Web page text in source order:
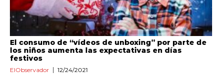
El consumo de “vídeos de unboxing” por parte de
los niños aumenta las expectativas en días
festivos
ElObservador 12/24/2021